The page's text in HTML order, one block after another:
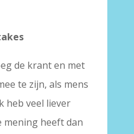
de krant en met
te zijn, als mens
heb veel liever
mening heeft dan